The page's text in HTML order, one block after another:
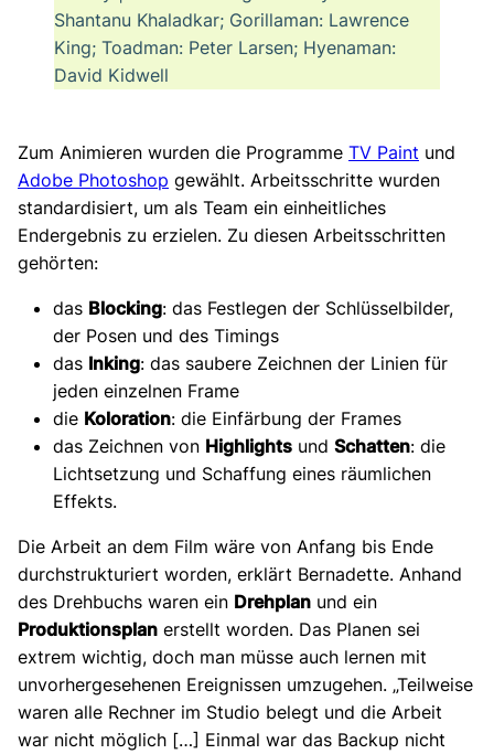
Shantanu Khaladkar; Gorillaman: Lawrence
King; Toadman: Peter Larsen; Hyenaman:
David Kidwell
Zum Animieren wurden die Programme TV Paint und
Adobe Photoshop gewählt. Arbeitsschritte wurden
standardisiert, um als Team ein einheitliches
Endergebnis zu erzielen. Zu diesen Arbeitsschritten
gehörten:
das Blocking: das Festlegen der Schlüsselbilder,
der Posen und des Timings
das Inking: das saubere Zeichnen der Linien für
jeden einzelnen Frame
die Koloration: die Einfärbung der Frames
das Zeichnen von Highlights und Schatten: die
Lichtsetzung und Schaffung eines räumlichen
Effekts.
Die Arbeit an dem Film wäre von Anfang bis Ende
durchstrukturiert worden, erklärt Bernadette. Anhand
des Drehbuchs waren ein Drehplan und ein
Produktionsplan erstellt worden. Das Planen sei
extrem wichtig, doch man müsse auch lernen mit
unvorhergesehenen Ereignissen umzugehen. „Teilweise
waren alle Rechner im Studio belegt und die Arbeit
war nicht möglich […] Einmal war das Backup nicht